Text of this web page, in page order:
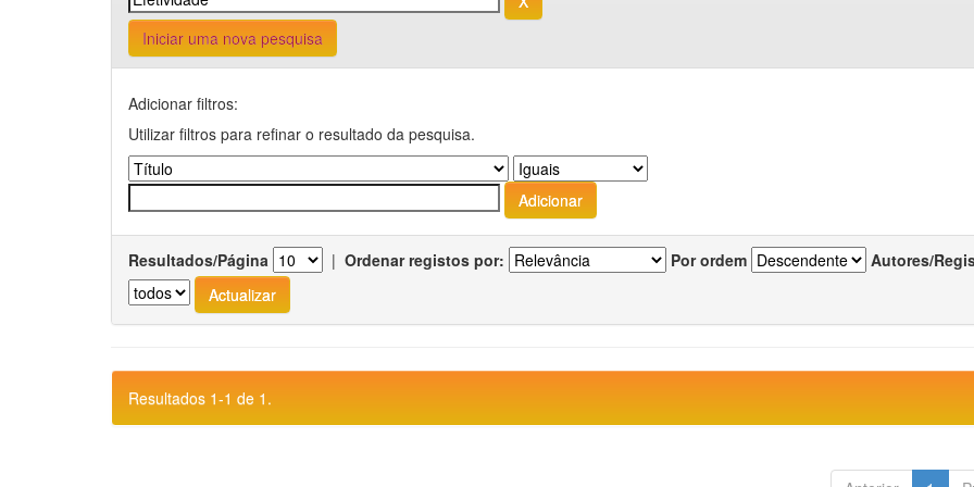
Iniciar uma nova pesquisa
Adicionar filtros:
Utilizar filtros para refinar o resultado da pesquisa.
Resultados/Página | Ordenar registos por: Por ordem Autores/
Resultados 1-1 de 1.